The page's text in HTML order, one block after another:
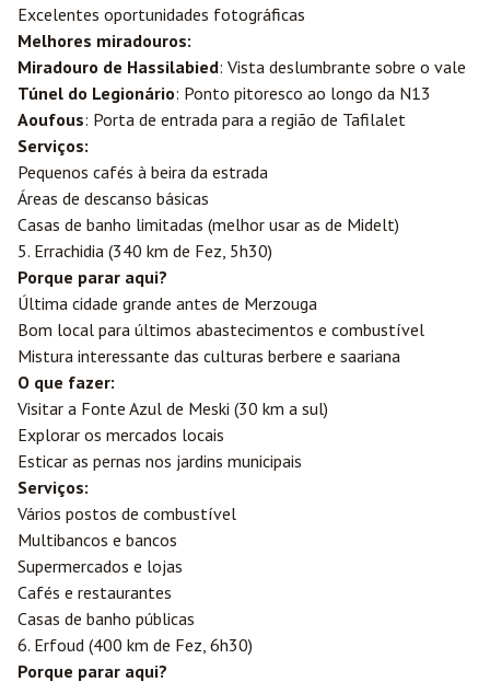
Excelentes oportunidades fotográficas
Melhores miradouros:
Miradouro de Hassilabied: Vista deslumbrante sobre o vale
Túnel do Legionário: Ponto pitoresco ao longo da N13
Aoufous: Porta de entrada para a região de Tafilalet
Serviços:
Pequenos cafés à beira da estrada
Áreas de descanso básicas
Casas de banho limitadas (melhor usar as de Midelt)
5. Errachidia (340 km de Fez, 5h30)
Porque parar aqui?
Última cidade grande antes de Merzouga
Bom local para últimos abastecimentos e combustível
Mistura interessante das culturas berbere e saariana
O que fazer:
Visitar a Fonte Azul de Meski (30 km a sul)
Explorar os mercados locais
Esticar as pernas nos jardins municipais
Serviços:
Vários postos de combustível
Multibancos e bancos
Supermercados e lojas
Cafés e restaurantes
Casas de banho públicas
6. Erfoud (400 km de Fez, 6h30)
Porque parar aqui?